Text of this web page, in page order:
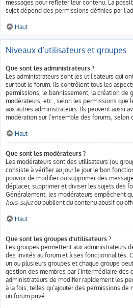
messages pour refléter leur contenu. La
sujet dépend des permissions définies par
Haut
Niveaux d’utilisateurs et groupes
Que sont les administrateurs ?
Les administrateurs sont les utilisateurs qui
sur tout le forum. Ils contrôlent tous les
permissions, le bannissement, la création de
modérateurs, etc., selon les permissions que
aux autres administrateurs. Ils peuvent aussi
modération sur l’ensemble des forums, selon
Haut
Que sont les modérateurs ?
Les modérateurs sont des utilisateurs (ou
consiste à vérifier au jour le jour le bon
pouvoir de modifier ou supprimer des
déplacer, supprimer et diviser les sujets des
Généralement, les modérateurs empêchent
hors-sujetou publient du contenu abusif ou
Haut
Que sont les groupes d’utilisateurs ?
Les groupes permettent aux administrateurs
des invités au forum et à ses fonctionnalités.
un ou plusieurs groupes et chaque groupe
gestion des membres par l’intermédiaire des
administrateurs de modifier rapidement les
à la fois, telles qu’ajouter des permissions de
un forum privé.